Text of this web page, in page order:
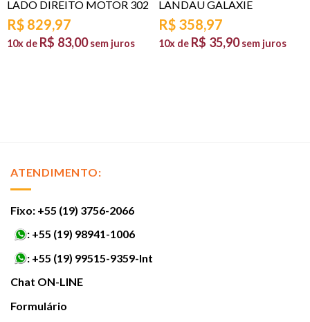
LADO DIREITO MOTOR 302
R$ 829,97
10x de R$ 83,00 sem juros
LANDAU GALAXIE
R$ 358,97
10x de R$ 35,90 sem juros
ATENDIMENTO:
Fixo: +55 (19) 3756-2066
: +55 (19) 98941-1006
: +55 (19) 99515-9359-Int
Chat ON-LINE
Formulário